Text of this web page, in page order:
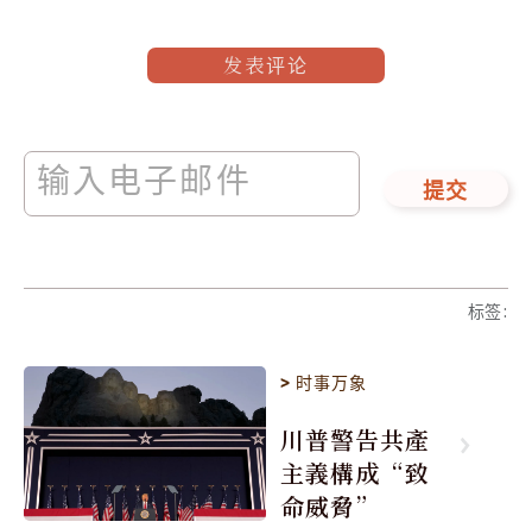
发表评论
提交
标签:
> 时事万象
川普警告共產
主義構成“致
命威脅”